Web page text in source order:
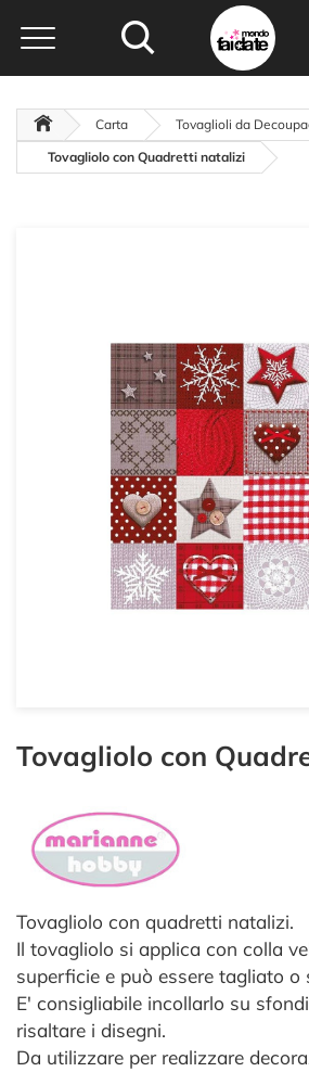
Carta
Tovaglioli da
Tovagliolo con Quadretti natalizi
Tovagliolo con
Tovagliolo con quadretti natalizi.
Il tovagliolo si applica con colla
superficie e può essere tagliato o
E' consigliabile incollarlo su
risaltare i disegni.
Da utilizzare per realizzare